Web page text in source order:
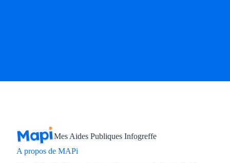
Mes Aides Publiques Infogreffe
A propos de MAPi